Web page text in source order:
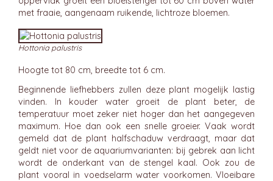
met fraaie, aangenaam ruikende, lichtroze bloemen.
Hottonia palustris
Hoogte tot 80 cm, breedte tot 6 cm.
Beginnende liefhebbers zullen deze plant mogelijk lastig
vinden. In kouder water groeit de plant beter, de
temperatuur moet zeker niet hoger dan het aangegeven
maximum. Hoe dan ook een snelle groeier. Vaak wordt
gemeld dat de plant halfschaduw verdraagt, maar dat
geldt niet voor de aquariumvarianten: bij gebrek aan licht
wordt de onderkant van de stengel kaal. Ook zou de
plant vooral in voedselarm water voorkomen. Vloeibare